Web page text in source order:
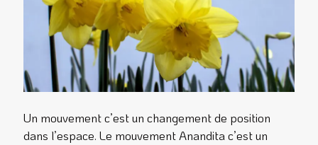
Un mouvement c’est un changement de position
dans l’espace. Le mouvement Anandita c’est un